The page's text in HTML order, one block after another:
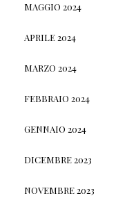
MAGGIO 2024
APRILE 2024
MARZO 2024
FEBBRAIO 2024
GENNAIO 2024
DICEMBRE 2023
NOVEMBRE 2023